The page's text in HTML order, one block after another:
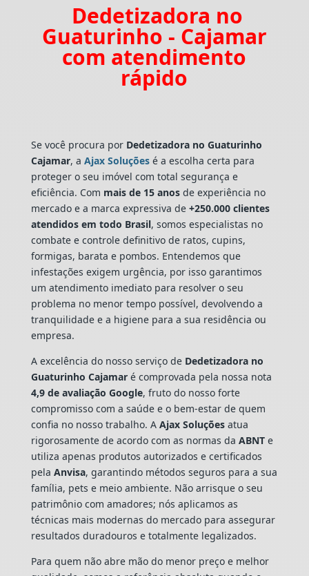
Dedetizadora no
Guaturinho - Cajamar
com atendimento
rápido
Se você procura por Dedetizadora no Guaturinho
Cajamar, a Ajax Soluçõesé a escolha certa para
proteger o seu imóvel com total segurança e
eficiência. Com mais de 15 anosde experiência no
mercado e a marca expressiva de+250.000 clientes
atendidos em todo Brasil, somos especialistas no
combate e controle definitivo de ratos, cupins,
formigas, barata e pombos. Entendemos que
infestações exigem urgência, por isso garantimos
um atendimento imediato para resolver o seu
problema no menor tempo possível, devolvendo a
tranquilidade e a higiene para a sua residência ou
empresa.
A excelência do nosso serviço de Dedetizadora no
Guaturinho Cajamaré comprovada pela nossa nota
4,9 de avaliação Google, fruto do nosso forte
compromisso com a saúde e o bem-estar de quem
confia no nosso trabalho. A Ajax Soluçõesatua
rigorosamente de acordo com as normas da ABNTe
utiliza apenas produtos autorizados e certificados
pela Anvisa, garantindo métodos seguros para a sua
família, pets e meio ambiente. Não arrisque o seu
patrimônio com amadores; nós aplicamos as
técnicas mais modernas do mercado para assegurar
resultados duradouros e totalmente legalizados.
Para quem não abre mão do menor preço e melhor